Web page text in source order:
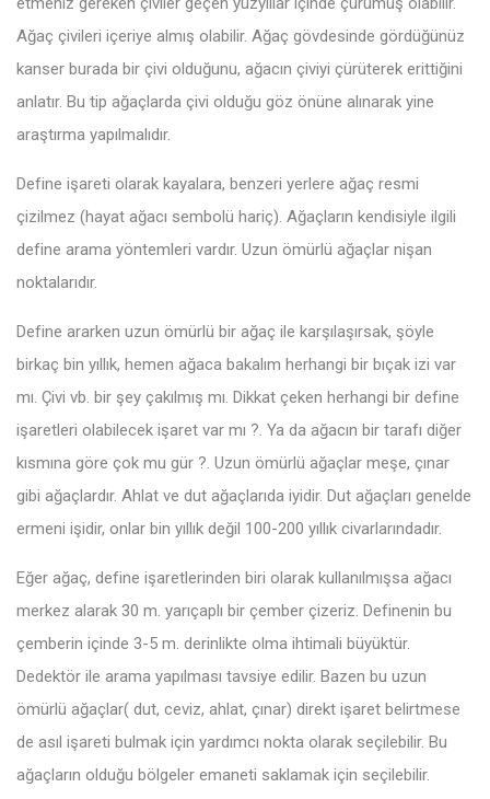
Ağaç çivileri içeriye almış olabilir. Ağaç gövdesinde gördüğünüz
kanser burada bir çivi olduğunu, ağacın çiviyi çürüterek erittiğini
anlatır. Bu tip ağaçlarda çivi olduğu göz önüne alınarak yine
araştırma yapılmalıdır.
Define işareti olarak kayalara, benzeri yerlere ağaç resmi
çizilmez (hayat ağacı sembolü hariç). Ağaçların kendisiyle ilgili
define arama yöntemleri vardır. Uzun ömürlü ağaçlar nişan
noktalarıdır.
Define ararken uzun ömürlü bir ağaç ile karşılaşırsak, şöyle
birkaç bin yıllık, hemen ağaca bakalım herhangi bir bıçak izi var
mı. Çivi vb. bir şey çakılmış mı. Dikkat çeken herhangi bir define
işaretleri olabilecek işaret var mı ?. Ya da ağacın bir tarafı diğer
kısmına göre çok mu gür ?. Uzun ömürlü ağaçlar meşe, çınar
gibi ağaçlardır. Ahlat ve dut ağaçlarıda iyidir. Dut ağaçları genelde
ermeni işidir, onlar bin yıllık değil 100-200 yıllık civarlarındadır.
Eğer ağaç, define işaretlerinden biri olarak kullanılmışsa ağacı
merkez alarak 30 m. yarıçaplı bir çember çizeriz. Definenin bu
çemberin içinde 3-5 m. derinlikte olma ihtimali büyüktür.
Dedektör ile arama yapılması tavsiye edilir. Bazen bu uzun
ömürlü ağaçlar( dut, ceviz, ahlat, çınar) direkt işaret belirtmese
de asıl işareti bulmak için yardımcı nokta olarak seçilebilir. Bu
ağaçların olduğu bölgeler emaneti saklamak için seçilebilir.